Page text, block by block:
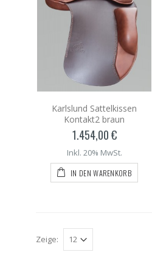
Karlslund Sattelkissen
Kontakt2 braun
1.454,00 €
Inkl. 20% MwSt.
IN DEN WARENKORB
Zeige: